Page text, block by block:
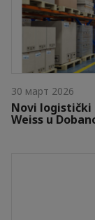
30 март 2026
Novi
Weiss u